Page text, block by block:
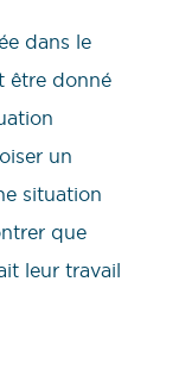
dans le
être donné
un
situation
que
leur travail